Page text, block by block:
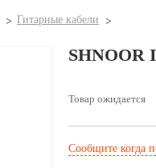
Гитарные кабели
SHNOOR
Товар ожидается
Сообщите когда